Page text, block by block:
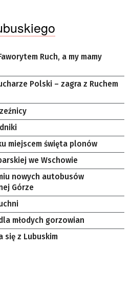
Ruch, a my mamy
Polski – zagra z Ruchem
miejscem święta plonów
we Wschowie
nowych autobusów
Górze
młodych gorzowian
się z Lubuskim